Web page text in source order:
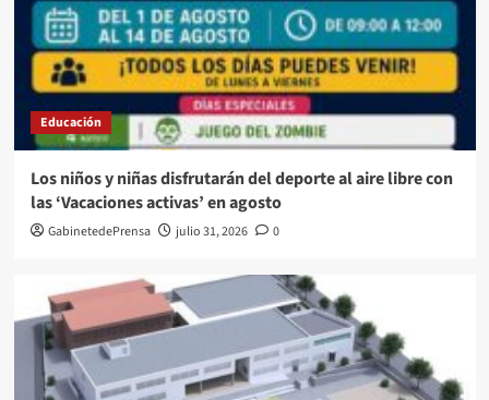
Educación
Los niños y niñas disfrutarán del deporte al aire libre con
las ‘Vacaciones activas’ en agosto
GabinetedePrensa julio 31, 2026 0